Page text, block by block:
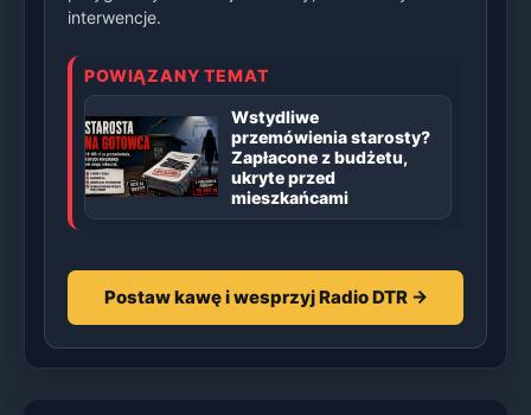
interwencje.
POWIĄZANY TEMAT
Wstydliwe
przemówienia starosty?
Zapłacone z budżetu,
ukryte przed
mieszkańcami
Postaw kawę i wesprzyj Radio DTR →